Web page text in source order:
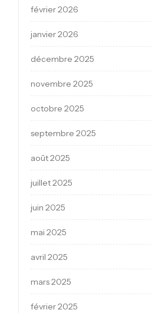
février 2026
janvier 2026
décembre 2025
novembre 2025
octobre 2025
septembre 2025
août 2025
juillet 2025
juin 2025
mai 2025
avril 2025
mars 2025
février 2025